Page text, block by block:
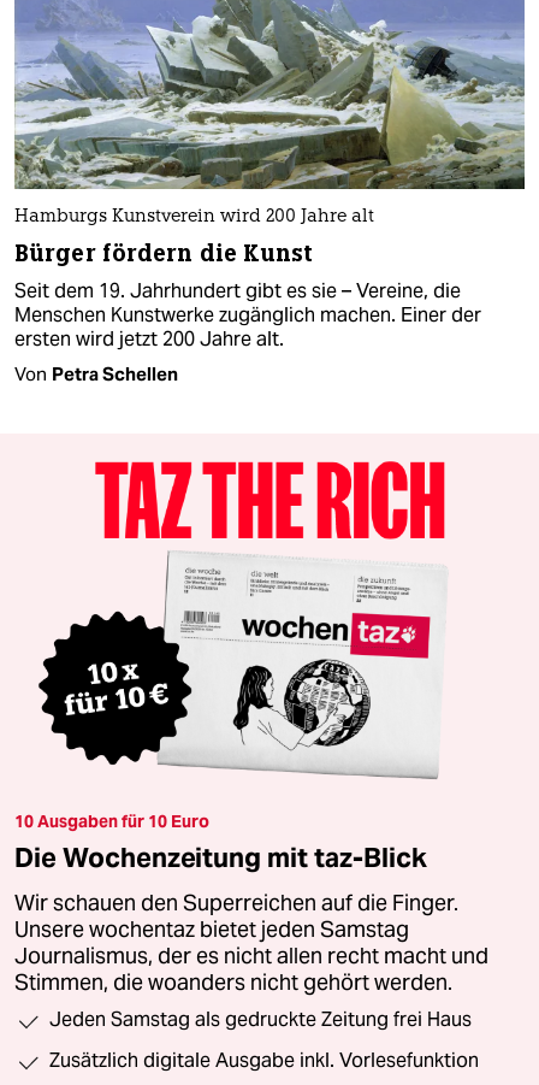
Hamburgs Kunstverein wird 200 Jahre alt
Bürger fördern die Kunst
Seit dem 19. Jahrhundert gibt es sie – Vereine, die
Menschen Kunstwerke zugänglich machen. Einer der
ersten wird jetzt 200 Jahre alt.
Von Petra Schellen
10 Ausgaben für 10 Euro
Die Wochenzeitung mit taz-Blick
Wir schauen den Superreichen auf die Finger.
Unsere wochentaz bietet jeden Samstag
Journalismus, der es nicht allen recht macht und
Stimmen, die woanders nicht gehört werden.
Jeden Samstag als gedruckte Zeitung frei Haus
Zusätzlich digitale Ausgabe inkl. Vorlesefunktion